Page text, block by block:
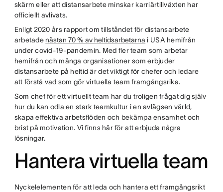
skärm eller att distansarbete minskar karriärtillväxten har
officiellt avlivats.
Enligt 2020 års rapport om tillståndet för distansarbete
arbetade nästan 70 % av heltidsarbetarna i USA hemifrån
under covid-19-pandemin. Med fler team som arbetar
hemifrån och många organisationer som erbjuder
distansarbete på heltid är det viktigt för chefer och ledare
att förstå vad som gör virtuella team framgångsrika.
Som chef för ett virtuellt team har du troligen frågat dig själv
hur du kan odla en stark teamkultur i en avlägsen värld,
skapa effektiva arbetsflöden och bekämpa ensamhet och
brist på motivation. Vi finns här för att erbjuda några
lösningar.
Hantera virtuella team
Nyckelelementen för att leda och hantera ett framgångsrikt